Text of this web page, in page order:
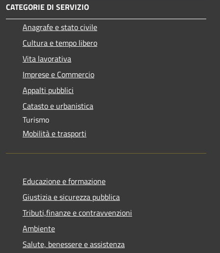
CATEGORIE DI SERVIZIO
Anagrafe e stato civile
Cultura e tempo libero
Vita lavorativa
Imprese e Commercio
Appalti pubblici
Catasto e urbanistica
Turismo
Mobilità e trasporti
Educazione e formazione
Giustizia e sicurezza pubblica
Tributi,finanze e contravvenzioni
Ambiente
Salute, benessere e assistenza